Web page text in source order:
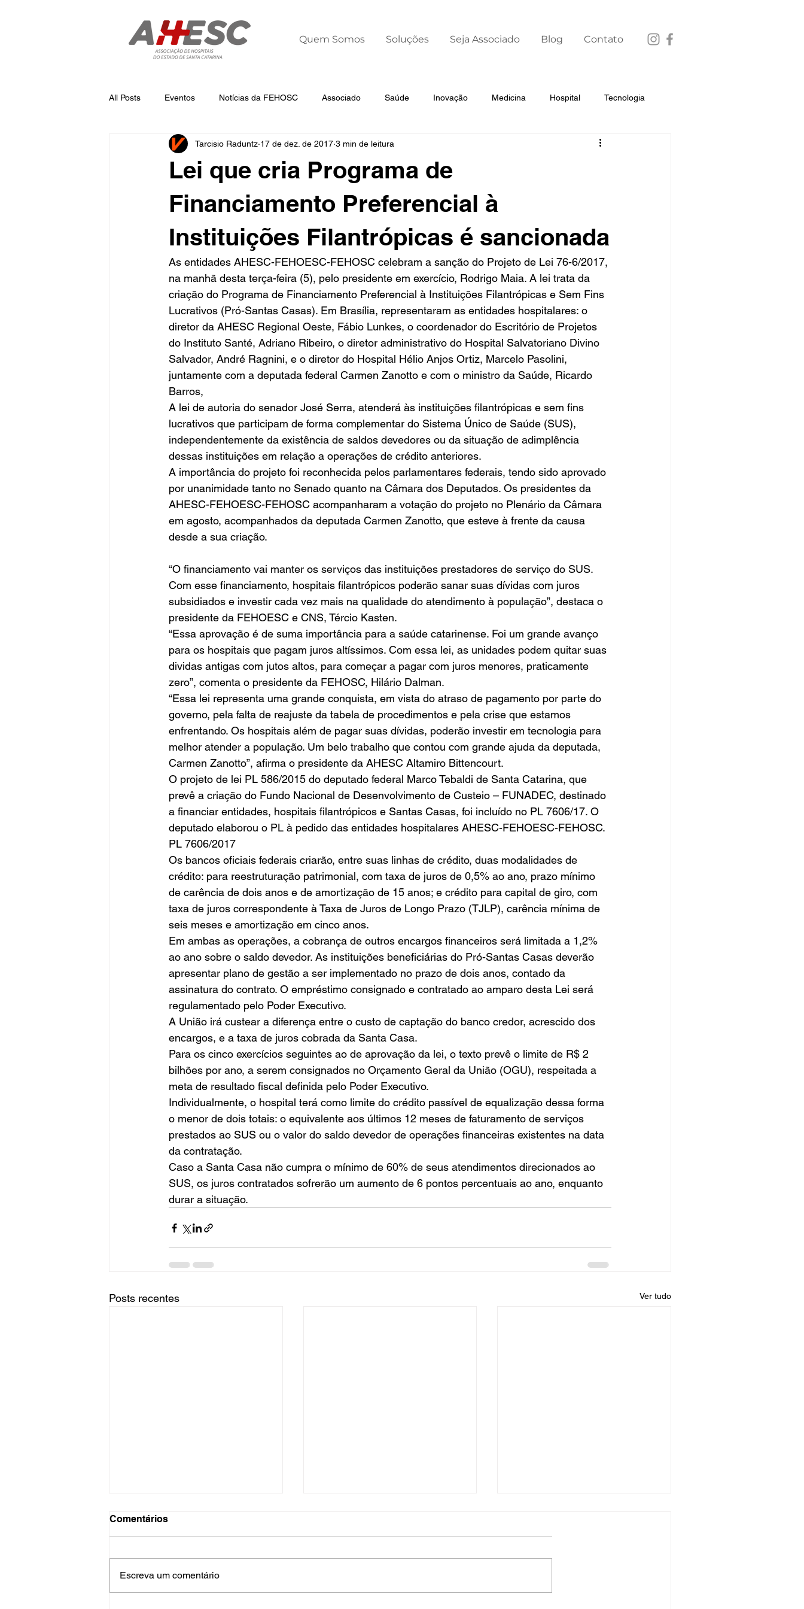
Quem Somos Soluções Seja Associado Blog Contato
All Posts Eventos Notícias da FEHOSC Associado Saúde Inovação Medicina Hospital Tecnologia
Notícias da AHESC Liderança Dia Mundial da Prematuridade
Lei que cria Programa de
Financiamento Preferencial à
Instituições Filantrópicas é sancionada
Tarcisio Raduntz 17 de dez. de 2017 3 min de leitura
As entidades AHESC-FEHOESC-FEHOSC celebram a sanção do Projeto de Lei 76-6/2017,
na manhã desta terça-feira (5), pelo presidente em exercício, Rodrigo Maia. A lei trata da
criação do Programa de Financiamento Preferencial à Instituições Filantrópicas e Sem Fins
Lucrativos (Pró-Santas Casas). Em Brasília, representaram as entidades hospitalares: o
diretor da AHESC Regional Oeste, Fábio Lunkes, o coordenador do Escritório de Projetos
do Instituto Santé, Adriano Ribeiro, o diretor administrativo do Hospital Salvatoriano Divino
Salvador, André Ragnini, e o diretor do Hospital Hélio Anjos Ortiz, Marcelo Pasolini,
juntamente com a deputada federal Carmen Zanotto e com o ministro da Saúde, Ricardo
Barros,
A lei de autoria do senador José Serra, atenderá às instituições filantrópicas e sem fins
lucrativos que participam de forma complementar do Sistema Único de Saúde (SUS),
independentemente da existência de saldos devedores ou da situação de adimplência
dessas instituições em relação a operações de crédito anteriores.
A importância do projeto foi reconhecida pelos parlamentares federais, tendo sido aprovado
por unanimidade tanto no Senado quanto na Câmara dos Deputados. Os presidentes da
AHESC-FEHOESC-FEHOSC acompanharam a votação do projeto no Plenário da Câmara
em agosto, acompanhados da deputada Carmen Zanotto, que esteve à frente da causa
desde a sua criação.
“O financiamento vai manter os serviços das instituições prestadores de serviço do SUS.
Com esse financiamento, hospitais filantrópicos poderão sanar suas dívidas com juros
subsidiados e investir cada vez mais na qualidade do atendimento à população”, destaca o
presidente da FEHOESC e CNS, Tércio Kasten.
“Essa aprovação é de suma importância para a saúde catarinense. Foi um grande avanço
para os hospitais que pagam juros altíssimos. Com essa lei, as unidades podem quitar suas
dividas antigas com jutos altos, para começar a pagar com juros menores, praticamente
zero”, comenta o presidente da FEHOSC, Hilário Dalman.
“Essa lei representa uma grande conquista, em vista do atraso de pagamento por parte do
governo, pela falta de reajuste da tabela de procedimentos e pela crise que estamos
enfrentando. Os hospitais além de pagar suas dívidas, poderão investir em tecnologia para
melhor atender a população. Um belo trabalho que contou com grande ajuda da deputada,
Carmen Zanotto”, afirma o presidente da AHESC Altamiro Bittencourt.
O projeto de lei PL 586/2015 do deputado federal Marco Tebaldi de Santa Catarina, que
prevê a criação do Fundo Nacional de Desenvolvimento de Custeio – FUNADEC, destinado
a financiar entidades, hospitais filantrópicos e Santas Casas, foi incluído no PL 7606/17. O
deputado elaborou o PL à pedido das entidades hospitalares AHESC-FEHOESC-FEHOSC.
PL 7606/2017
Os bancos oficiais federais criarão, entre suas linhas de crédito, duas modalidades de
crédito: para reestruturação patrimonial, com taxa de juros de 0,5% ao ano, prazo mínimo
de carência de dois anos e de amortização de 15 anos; e crédito para capital de giro, com
taxa de juros correspondente à Taxa de Juros de Longo Prazo (TJLP), carência mínima de
seis meses e amortização em cinco anos.
Em ambas as operações, a cobrança de outros encargos financeiros será limitada a 1,2%
ao ano sobre o saldo devedor. As instituições beneficiárias do Pró-Santas Casas deverão
apresentar plano de gestão a ser implementado no prazo de dois anos, contado da
assinatura do contrato. O empréstimo consignado e contratado ao amparo desta Lei será
regulamentado pelo Poder Executivo.
A União irá custear a diferença entre o custo de captação do banco credor, acrescido dos
encargos, e a taxa de juros cobrada da Santa Casa.
Para os cinco exercícios seguintes ao de aprovação da lei, o texto prevê o limite de R$ 2
bilhões por ano, a serem consignados no Orçamento Geral da União (OGU), respeitada a
meta de resultado fiscal definida pelo Poder Executivo.
Individualmente, o hospital terá como limite do crédito passível de equalização dessa forma
o menor de dois totais: o equivalente aos últimos 12 meses de faturamento de serviços
prestados ao SUS ou o valor do saldo devedor de operações financeiras existentes na data
da contratação.
Caso a Santa Casa não cumpra o mínimo de 60% de seus atendimentos direcionados ao
SUS, os juros contratados sofrerão um aumento de 6 pontos percentuais ao ano, enquanto
durar a situação.
Posts recentes Ver tudo
Comentários
Escreva um comentário